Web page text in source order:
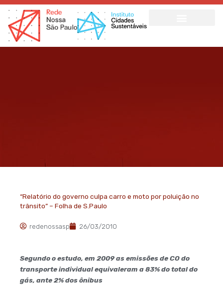
Ir
para
conteúdo
“Relatório do governo culpa carro e moto por poluição no
trânsito” – Folha de S.Paulo
redenossasp 26/03/2010
Segundo o estudo, em 2009 as emissões de CO do
transporte individual equivaleram a 83% do total do
gás, ante 2% dos ônibus